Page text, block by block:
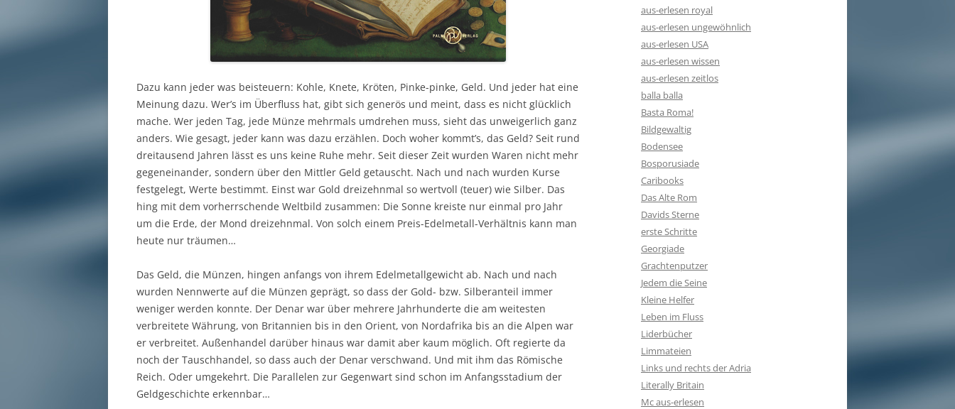
Dazu kann jeder was beisteuern: Kohle, Knete, Kröten, Pinke-pinke, Geld. Und jeder hat eine
Meinung dazu. Wer’s im Überfluss hat, gibt sich generös und meint, dass es nicht glücklich
mache. Wer jeden Tag, jede Münze mehrmals umdrehen muss, sieht das unweigerlich ganz
anders. Wie gesagt, jeder kann was dazu erzählen. Doch woher kommt’s, das Geld? Seit rund
dreitausend Jahren lässt es uns keine Ruhe mehr. Seit dieser Zeit wurden Waren nicht mehr
gegeneinander, sondern über den Mittler Geld getauscht. Nach und nach wurden Kurse
festgelegt, Werte bestimmt. Einst war Gold dreizehnmal so wertvoll (teuer) wie Silber. Das
hing mit dem vorherrschende Weltbild zusammen: Die Sonne kreiste nur einmal pro Jahr
um die Erde, der Mond dreizehnmal. Von solch einem Preis-Edelmetall-Verhältnis kann man
heute nur träumen…
Das Geld, die Münzen, hingen anfangs von ihrem Edelmetallgewicht ab. Nach und nach
wurden Nennwerte auf die Münzen geprägt, so dass der Gold- bzw. Silberanteil immer
weniger werden konnte. Der Denar war über mehrere Jahrhunderte die am weitesten
verbreitete Währung, von Britannien bis in den Orient, von Nordafrika bis an die Alpen war
er verbreitet. Außenhandel darüber hinaus war damit aber kaum möglich. Oft regierte da
noch der Tauschhandel, so dass auch der Denar verschwand. Und mit ihm das Römische
Reich. Oder umgekehrt. Die Parallelen zur Gegenwart sind schon im Anfangsstadium der
Geldgeschichte erkennbar…
aus-erlesen royal
aus-erlesen ungewöhnlich
aus-erlesen USA
aus-erlesen wissen
aus-erlesen zeitlos
balla balla
Basta Roma!
Bildgewaltig
Bodensee
Bosporusiade
Caribooks
Das Alte Rom
Davids Sterne
erste Schritte
Georgiade
Grachtenputzer
Jedem die Seine
Kleine Helfer
Leben im Fluss
Liderbücher
Limmateien
Links und rechts der Adria
Literally Britain
Mc aus-erlesen